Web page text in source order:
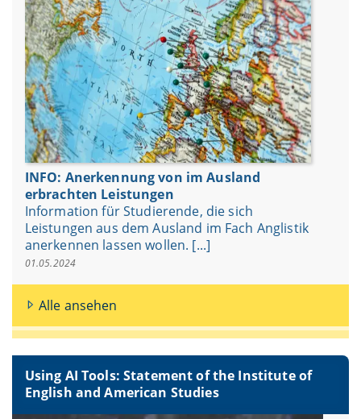
INFO: Anerkennung von im Ausland
erbrachten Leistungen
Information für Studierende, die sich
Leistungen aus dem Ausland im Fach Anglistik
anerkennen lassen wollen. [...]
01.05.2024
Alle ansehen
Using AI Tools: Statement of the Institute of
English and American Studies